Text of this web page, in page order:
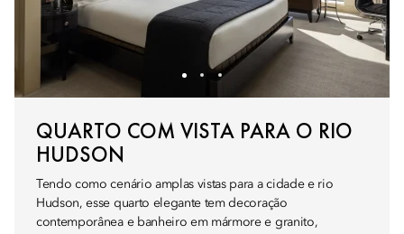
QUARTO COM VISTA PARA O RIO
HUDSON
Tendo como cenário amplas vistas para a cidade e rio
Hudson, esse quarto elegante tem decoração
contemporânea e banheiro em mármore e granito,